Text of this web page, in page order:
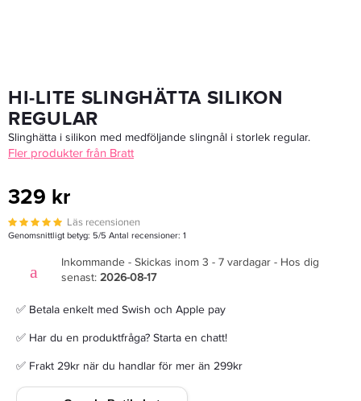
HI-LITE SLINGHÄTTA SILIKON
REGULAR
Slinghätta i silikon med medföljande slingnål i storlek regular.
Fler produkter från Bratt
329 kr
Läs recensionen
Genomsnittligt betyg: 5/5 Antal recensioner: 1
Inkommande - Skickas inom 3 - 7 vardagar - Hos dig
senast: 2026-08-17
✅ Betala enkelt med Swish och Apple pay
✅ Har du en produktfråga? Starta en chatt!
✅ Frakt 29kr när du handlar för mer än 299kr